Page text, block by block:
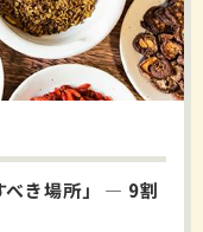
べき場所」 ― 9割